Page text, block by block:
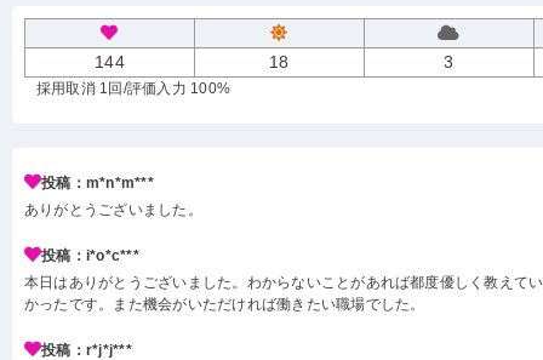
144 18 3
採用取消 1回 /評価入力 100%
投稿：m*n*m***
ありがとうございました。
投稿：i*o*c***
本日はありがとうございました。わからないことがあれば都度優しく教えて
かったです。また機会がいただければ働きたい職場でした。
投稿：r*j*j***